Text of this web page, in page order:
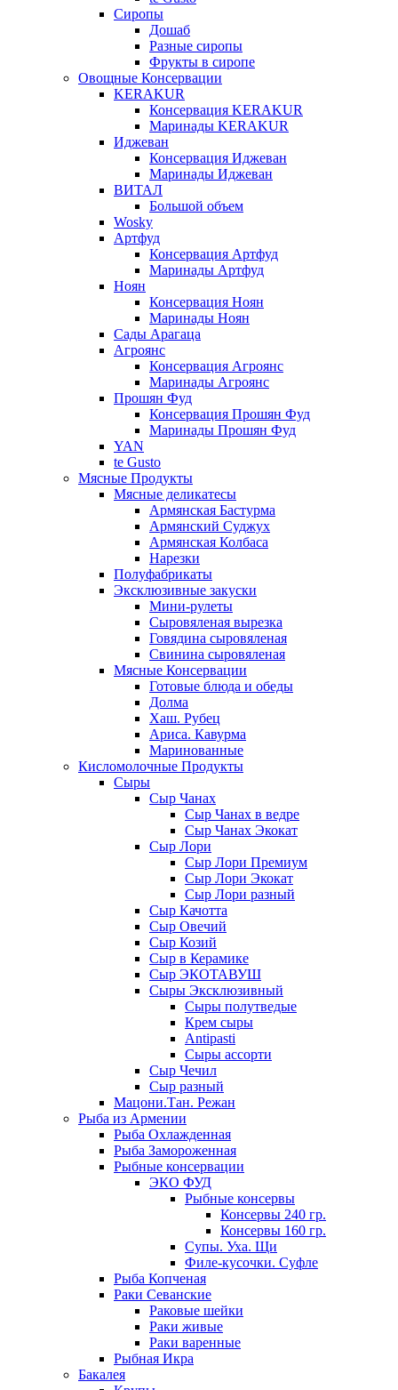
Сиропы
Дошаб
Разные сиропы
Фрукты в сиропе
Овощные Консервации
KERAKUR
Консервация KERAKUR
Маринады KERAKUR
Иджеван
Консервация Иджеван
Маринады Иджеван
ВИТАЛ
Большой объем
Wosky
Артфуд
Консервация Артфуд
Маринады Артфуд
Ноян
Консервация Ноян
Маринады Ноян
Сады Арагаца
Агроянс
Консервация Агроянс
Маринады Агроянс
Прошян Фуд
Консервация Прошян Фуд
Маринады Прошян Фуд
YAN
te Gusto
Мясные Продукты
Мясные деликатесы
Армянская Бастурма
Армянский Суджух
Армянская Колбаса
Нарезки
Полуфабрикаты
Эксклюзивные закуски
Мини-рулеты
Сыровяленая вырезка
Говядина сыровяленая
Свинина сыровяленая
Мясные Консервации
Готовые блюда и обеды
Долма
Хаш. Рубец
Ариса. Кавурма
Маринованные
Кисломолочные Продукты
Сыры
Сыр Чанах
Сыр Чанах в ведре
Сыр Чанах Экокат
Сыр Лори
Сыр Лори Премиум
Сыр Лори Экокат
Сыр Лори разный
Сыр Качотта
Сыр Овечий
Сыр Козий
Сыр в Керамике
Сыр ЭКОТАВУШ
Сыры Эксклюзивный
Сыры полутведые
Крем сыры
Antipasti
Сыры ассорти
Сыр Чечил
Сыр разный
Мацони.Тан. Режан
Рыба из Армении
Рыба Охлажденная
Рыба Замороженная
Рыбные консервации
ЭКО ФУД
Рыбные консервы
Консервы 240 гр.
Консервы 160 гр.
Супы. Уха. Щи
Филе-кусочки. Суфле
Рыба Копченая
Раки Севанские
Раковые шейки
Раки живые
Раки варенные
Рыбная Икра
Бакалея